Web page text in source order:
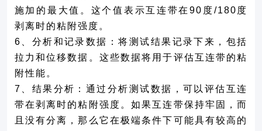
施加的最大值。这个值表示互连带在90度/180度
剥离时的粘附强度。
6
、分析和记录数据：将测试结果记录下来，包括
拉力和位移数据。这些数据将用于评估互连带的粘
附性能。
7
、结果分析：通过分析测试数据，可以评估互连
带在剥离时的粘附强度。如果互连带保持牢固，而
且没有分离，那么它在极端条件下可能具有较高的